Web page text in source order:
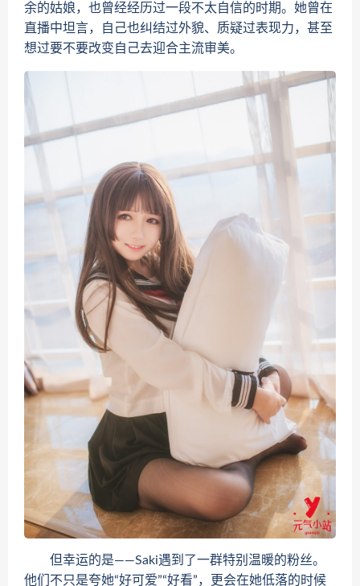
余的姑娘，也曾经经历过一段不太自信的时期。她曾在
直播中坦言，自己也纠结过外貌、质疑过表现力，甚至
想过要不要改变自己去迎合主流审美。
但幸运的是——Saki遇到了一群特别温暖的粉丝。
他们不只是夸她“好可爱”“好看”，更会在她低落的时候